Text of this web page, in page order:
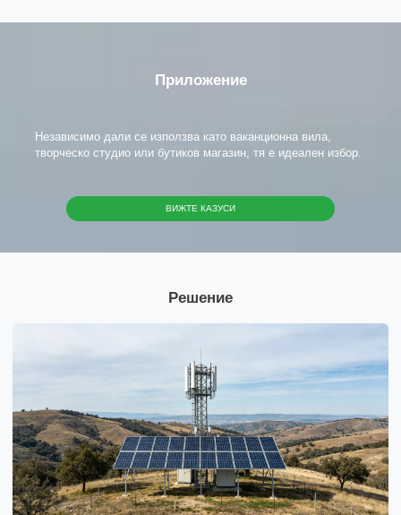
Приложение
Независимо дали се използва като ваканционна вила,
творческо студио или бутиков магазин, тя е идеален избор.
ВИЖТЕ КАЗУСИ
Решение
Свържете се с нас
Ние сме тук, за да отговорим на вашите въпроси и да предоставим енергийните
решения, които най-добре отговарят на вашите нужди.